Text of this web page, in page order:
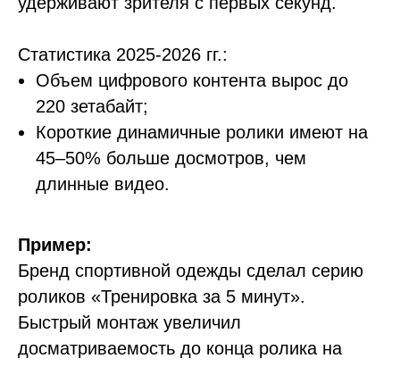
Статистика 2025-2026 гг.:
Объем цифрового контента вырос до
220 зетабайт;
Короткие динамичные ролики имеют на
45–50% больше досмотров, чем
длинные видео.
Пример:
Бренд спортивной одежды сделал серию
роликов «Тренировка за 5 минут».
Быстрый монтаж увеличил
досматриваемость до конца ролика на